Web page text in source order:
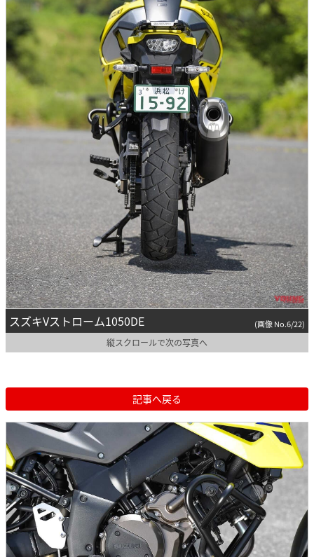
スズキVストローム1050DE (画像 No.6/22)
縦スクロールで次の写真へ
記事へ戻る